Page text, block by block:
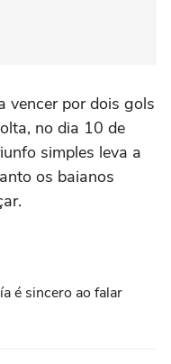
vencer por dois gols
no dia 10 de
simples leva a
os baianos
é sincero ao falar